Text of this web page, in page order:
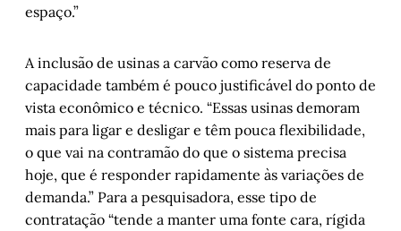
espaço.”
A inclusão de usinas a carvão como reserva de
capacidade também é pouco justificável do ponto de
vista econômico e técnico. “Essas usinas demoram
mais para ligar e desligar e têm pouca flexibilidade,
o que vai na contramão do que o sistema precisa
hoje, que é responder rapidamente às variações de
demanda.” Para a pesquisadora, esse tipo de
contratação “tende a manter uma fonte cara, rígida